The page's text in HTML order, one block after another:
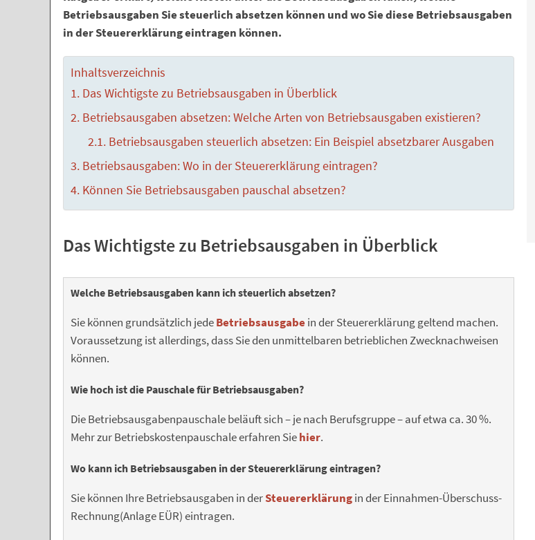
Betriebsausgaben Sie steuerlich absetzen können und wo Sie diese Betriebsausgaben
in der Steuererklärung eintragen können.
Inhaltsverzeichnis
Das Wichtigste zu Betriebsausgaben in Überblick
Betriebsausgaben absetzen: Welche Arten von Betriebsausgaben existieren?
Betriebsausgaben steuerlich absetzen: Ein Beispiel absetzbarer Ausgaben
Betriebsausgaben: Wo in der Steuererklärung eintragen?
Können Sie Betriebsausgaben pauschal absetzen?
Das Wichtigste zu Betriebsausgaben in Überblick
Welche Betriebsausgaben kann ich steuerlich absetzen?
Sie können grundsätzlich jedeBetriebsausgabein der Steuererklärung geltend machen.
Voraussetzung ist allerdings, dass Sie den unmittelbaren betrieblichen Zwecknachweisen
können.
Wie hoch ist die Pauschale für Betriebsausgaben?
Die Betriebsausgabenpauschale beläuft sich – je nach Berufsgruppe – auf etwa ca. 30 %.
Mehr zur Betriebskostenpauschale erfahren Siehier.
Wo kann ich Betriebsausgaben in der Steuererklärung eintragen?
Sie können Ihre Betriebsausgaben in derSteuererklärungin der Einnahmen-Überschuss-
Rechnung(Anlage EÜR) eintragen.